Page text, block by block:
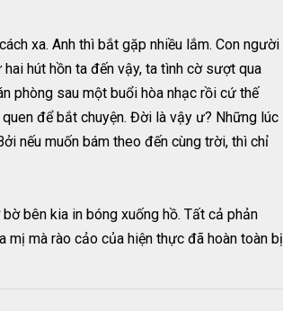
xa. Anh thì bắt gặp nhiều lắm. Con người
hút hồn ta đến vậy, ta tình cờ sượt qua
phòng sau một buổi hòa nhạc rồi cứ thế
để bắt chuyện. Đời là vậy ư? Những lúc
nếu muốn bám theo đến cùng trời, thì chỉ
bên kia in bóng xuống hồ. Tất cả phản
mà rào cảo của hiện thực đã hoàn toàn bị